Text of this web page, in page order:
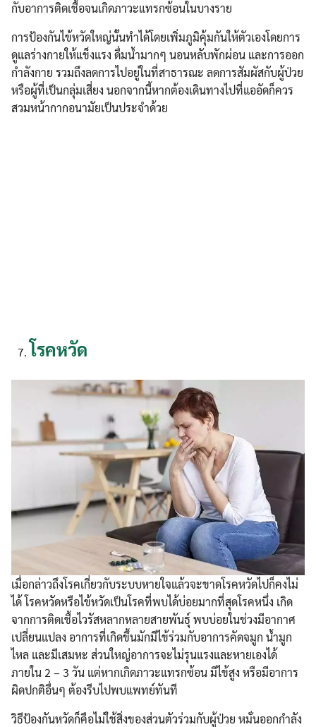
Search
for:
Search
กับอาการติดเชื้อจนเกิดภาวะแทรกซ้อนในบางราย
การป้องกันไข้หวัดใหญ่นั้นทำได้โดยเพิ่มภูมิคุ้มกันให้ตัวเองโดยการ
ดูแลร่างกายให้แข็งแรง ดื่มน้ำมากๆ นอนหลับพักผ่อน และการออก
กำลังกาย รวมถึงลดการไปอยู่ในที่สาธารณะ ลดการสัมผัสกับผู้ป่วย
หรือผู้ที่เป็นกลุ่มเสี่ยง นอกจากนี้หากต้องเดินทางไปที่แออัดก็ควร
สวมหน้ากากอนามัยเป็นประจำด้วย
โรคหวัด
เมื่อกล่าวถึงโรคเกี่ยวกับระบบหายใจแล้วจะขาดโรคหวัดไปก็คงไม่
ได้ โรคหวัดหรือไข้หวัดเป็นโรคที่พบได้บ่อยมากที่สุดโรคหนึ่ง เกิด
จากการติดเชื้อไวรัสหลากหลายสายพันธุ์ พบบ่อยในช่วงมีอากาศ
เปลี่ยนแปลง อาการที่เกิดขึ้นมักมีไข้ร่วมกับอาการคัดจมูก น้ำมูก
ไหล และมีเสมหะ ส่วนใหญ่อาการจะไม่รุนแรงและหายเองได้
ภายใน 2 – 3 วัน แต่หากเกิดภาวะแทรกซ้อน มีไข้สูง หรือมีอาการ
ผิดปกติอื่นๆ ต้องรีบไปพบแพทย์ทันที
วิธีป้องกันหวัดก็คือไม่ใช้สิ่งของส่วนตัวร่วมกับผู้ป่วย หมั่นออกกำลัง